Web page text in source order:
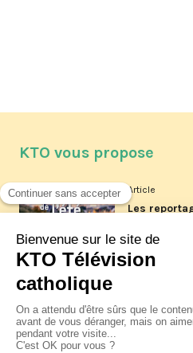
KTO vous propose
Article
Les
Article
La visite
jeudi 6 août